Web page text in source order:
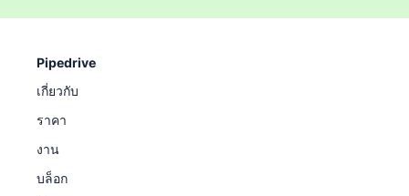
Pipedrive
เกี่ยวกับ
ราคา
งาน
บล็อก